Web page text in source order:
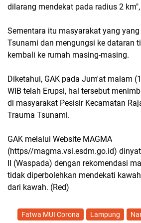
dilarang mendekat pada radius 2
Sementara itu masyarakat yang
Tsunami dan mengungsi ke dataran
kembali ke rumah masing-masing.
Diketahui, GAK pada Jum'at malam
WIB telah Erupsi, hal tersebut
di masyarakat Pesisir Kecamatan
Trauma Tsunami.
GAK melalui Website MAGMA
(https//magma.vsi.esdm.go.id)
II (Waspada) dengan rekomendasi
tidak diperbolehkan mendekati
dari kawah. (Red)
Fatwa MUI Corona Lampung